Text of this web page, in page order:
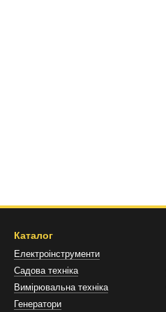
Каталог
Електроінструменти
Садова техніка
Вимірювальна техніка
Генератори